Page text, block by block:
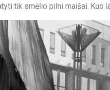
tik smėlio pilni maišai. Kuo